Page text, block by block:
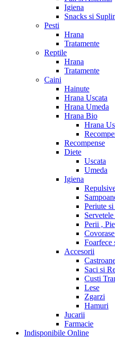
Igiena
Snacks si
Pesti
Hrana
Tratamente
Reptile
Hrana
Tratamente
Caini
Hainute
Hrana Uscata
Hrana Umeda
Hrana Bio
Hrana
Recompense
Diete
Uscata
Umeda
Igiena
Periute
Perii ,
Foarfece
Accesorii
Saci si
Custi
Lese
Zgarzi
Hamuri
Jucarii
Farmacie
Indisponibile Online